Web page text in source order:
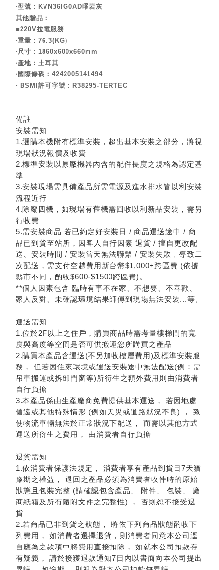
‧型號： KVN36IG0AD曜岩灰
其他贈品：
■220V拉電服務
‧重量：76.3(KG)
‧尺寸：1860x600x660mm
‧產地：土耳其
‧國際條碼：4242005141494
‧ BSMI許可字號：R38295-TERTEC
備註
安裝需知
1.選購本機附有標準安裝，超出基本安裝之部分，將視
現場狀況報價及收費
2.標準安裝以原廠機器內含的配件長度之規格為認定基
準
3.安裝現場需具備產品所需電源及進水排水管以利安裝
流程近行
4.除廢四機，如現場有舊機需回收以利新品安裝，需另
行收費
5.需安裝商品 若已約定好安裝日 / 商品運送途中 / 商
品已到貨至站所，因客人自行因素 退貨 / 擅自更改配
送、安裝時間 / 安裝當天無法聯繫 / 安裝失敗，導致二
次配送，需支付空趟費用新台幣$1,000+跨區費 (依據
縣市不同，酌收$600-$1500跨區費)。
**個人因素包含 臨時有事不在家、不想要、不喜歡、
家人反對、未確認環境結果師傅到現場無法安裝...等。
運送需知
1.位於2F以上之住戶，購買商品時需考量樓梯間的寬
度與高度等空間是否可供搬運您所購買之產品
2.購買本產品含運送(不另加收樓層費用)及標準安裝服
務， 但若因住家環境或運送安裝途中無法配送(例：需
吊車搬運或拆卸門窗等)所衍生之額外費用則由消費者
自行負擔
3.本產品係由生產廠商免費提供基本運送， 若因地處
偏遠或其他特殊情形 (例如天災或道路狀況不良) ， 致
使物流車輛無法於正常狀況下配送， 而需以其他方式
運送所衍生之費用， 由消費者自行負擔
退貨需知
1.依消費者保護法規定， 消費者享有產品到貨日7天猶
豫期之權益， 退回之產品必須為消費者收件時的原始
狀態且包裝完整 (請確認包含產品、 附件、 包裝、 廠
商紙箱及所有隨附文件之完整性) ， 否則恕不接受退
貨
2.若商品已非到貨之狀態， 將依下列商品狀態酌收下
列費用， 如消費者選擇退貨，則消費者同意本公司逕
自應為之款項中將費用直接扣除， 如就本公司扣款存
有疑義， 請於接獲退款通知7日內以書面向本公司提出